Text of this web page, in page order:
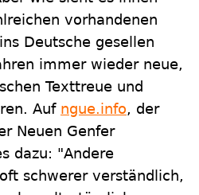
vorhandenen
Deutsche gesellen
immer wieder neue,
Texttreue und
Auf ngue.info, der
Neuen Genfer
dazu: "Andere
schwerer verständlich,